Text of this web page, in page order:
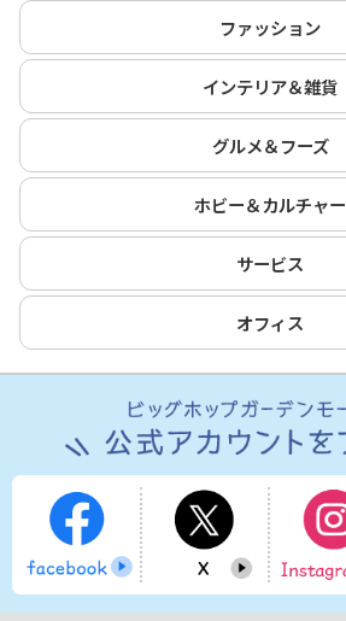
ファッション
インテリア＆雑貨
グルメ＆フーズ
ホビー＆カルチャー
サービス
オフィス